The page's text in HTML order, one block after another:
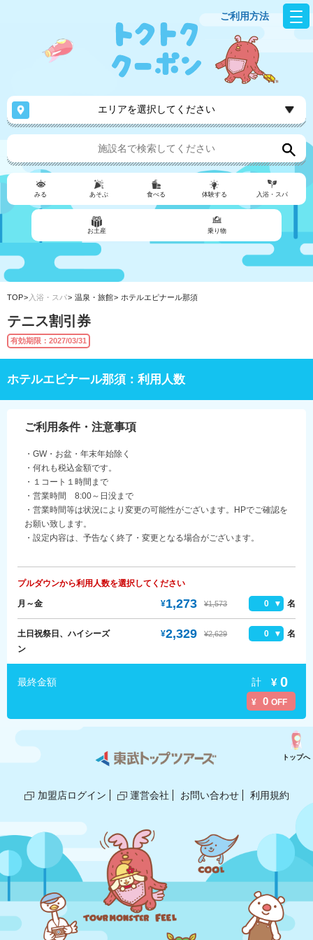
ご利用方法
エリアを選択してください
みる あそぶ 食べる 体験する 入浴・スパ
お土産 乗り物
TOP 入浴・スパ 温泉・旅館 ホテルエピナール那須
テニス割引券
有効期限：2027/03/31
ホテルエピナール那須：利用人数
ご利用条件・注意事項
・GW・お盆・年末年始除く
・何れも税込金額です。
・１コート１時間まで
・営業時間 8:00～日没まで
・営業時間等は状況により変更の可能性がございます。HPでご確認を
お願い致します。
・設定内容は、予告なく終了・変更となる場合がございます。
プルダウンから利用人数を選択してください
月～金 ¥1,273 ¥1,573 0 名
土日祝祭日、ハイシーズ
ン
¥2,329 ¥2,629 0 名
最終金額
¥ 0 OFF
計 ¥ 0
加盟店ログイン 運営会社 お問い合わせ 利用規約
トップへ